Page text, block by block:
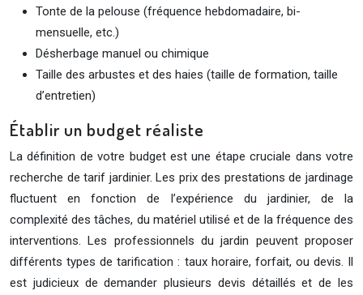
Tonte de la pelouse (fréquence hebdomadaire, bi-
mensuelle, etc.)
Désherbage manuel ou chimique
Taille des arbustes et des haies (taille de formation, taille
d’entretien)
Établir un budget réaliste
La définition de votre budget est une étape cruciale dans votre
recherche de tarif jardinier. Les prix des prestations de jardinage
fluctuent en fonction de l’expérience du jardinier, de la
complexité des tâches, du matériel utilisé et de la fréquence des
interventions. Les professionnels du jardin peuvent proposer
différents types de tarification : taux horaire, forfait, ou devis. Il
est judicieux de demander plusieurs devis détaillés et de les